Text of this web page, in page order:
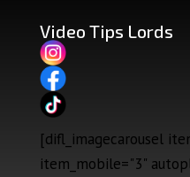
Video Tips Lords
[difl_imagecarousel
item_mobile="3"